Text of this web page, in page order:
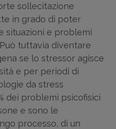
sollecitazione
in grado di poter
situazioni e problemi
tuttavia diventare
se lo stressor agisce
e per periodi di
da stress
dei problemi psicofisici
e sono le
processo, di un